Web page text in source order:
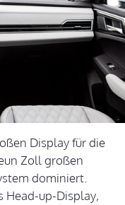
Display für die
Zoll großen
dominiert.
Head-up-Display,